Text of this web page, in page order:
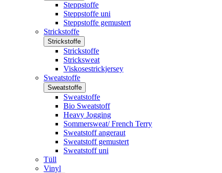
Steppstoffe
Steppstoffe uni
Steppstoffe gemustert
Strickstoffe
Strickstoffe
Strickstoffe
Stricksweat
Viskosestrickjersey
Sweatstoffe
Sweatstoffe
Sweatstoffe
Bio Sweatstoff
Heavy Jogging
Sommersweat/ French Terry
Sweatstoff angeraut
Sweatstoff gemustert
Sweatstoff uni
Tüll
Vinyl